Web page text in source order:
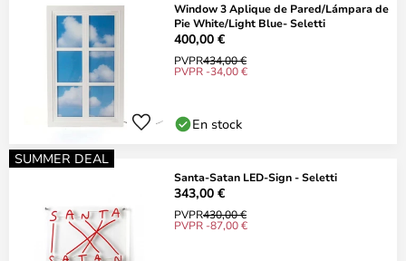
Window 3 Aplique de Pared/Lámpara de
Pie White/Light Blue- Seletti
400,00 €
PVPR434,00 €
PVPR -34,00 €
En stock
SUMMER DEAL
Santa-Satan LED-Sign - Seletti
343,00 €
PVPR430,00 €
PVPR -87,00 €